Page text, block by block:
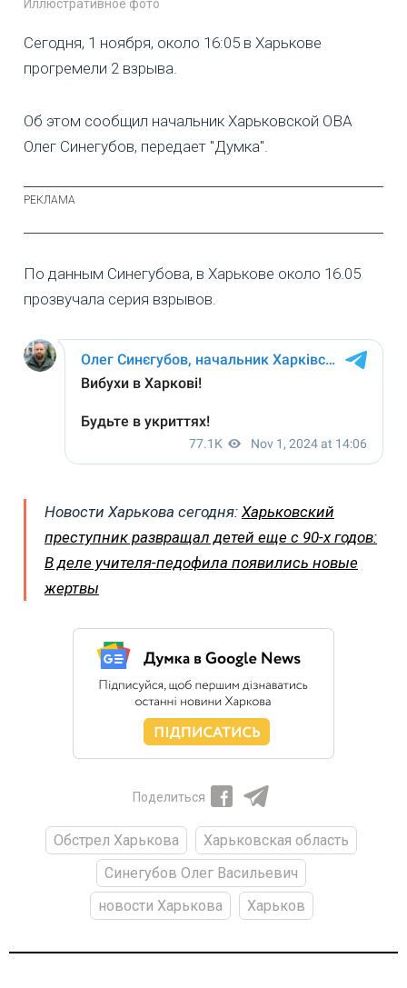
Иллюстративное фото
Сегодня, 1 ноября, около 16:05 в Харькове
прогремели 2 взрыва.
Об этом сообщил начальник Харьковской ОВА
Олег Синегубов, передает "Думка".
По данным Синегубова, в Харькове около 16.05
прозвучала серия взрывов.
Новости Харькова сегодня: Харьковский
преступник развращал детей еще с 90-х годов:
В деле учителя-педофила появились новые
жертвы
Поделиться
Обстрел Харькова
Харьковская область
Синегубов Олег Васильевич
новости Харькова
Харьков